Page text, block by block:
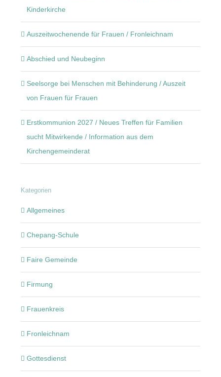
Kinderkirche
Auszeitwochenende für Frauen / Fronleichnam
Abschied und Neubeginn
Seelsorge bei Menschen mit Behinderung / Auszeit
von Frauen für Frauen
Erstkommunion 2027 / Neues Treffen für Familien
sucht Mitwirkende / Information aus dem
Kirchengemeinderat
Kategorien
Allgemeines
Chepang-Schule
Faire Gemeinde
Firmung
Frauenkreis
Fronleichnam
Gottesdienst